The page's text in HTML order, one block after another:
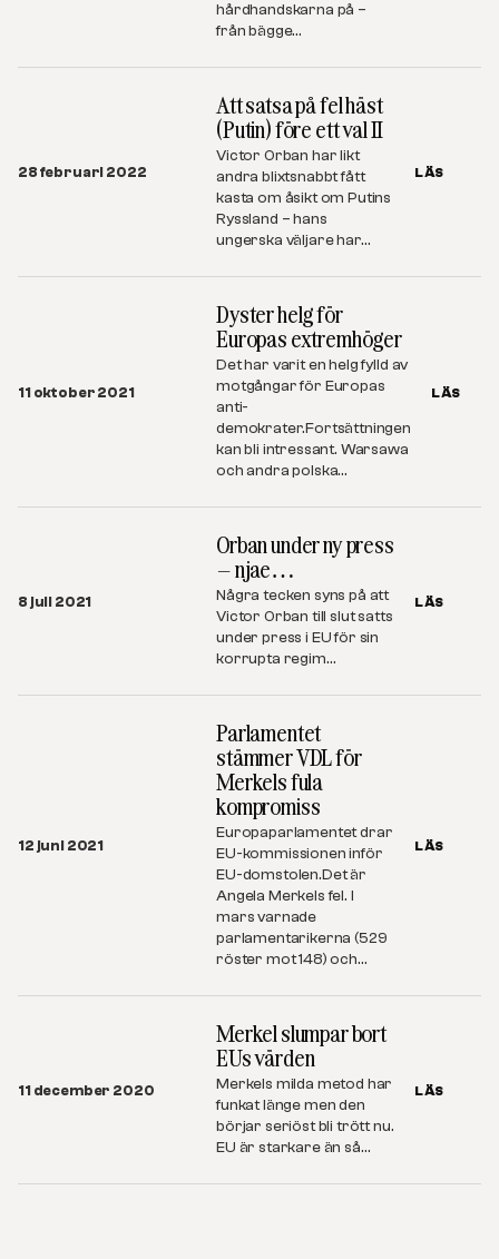
hårdhandskarna på –
från bägge…
28 februari 2022
Att satsa på fel häst
(Putin) före ett val II
Victor Orban har likt
andra blixtsnabbt fått
kasta om åsikt om Putins
Ryssland – hans
ungerska väljare har…
LÄS
11 oktober 2021
Dyster helg för
Europas extremhöger
Det har varit en helg fylld av
motgångar för Europas
anti-
demokrater.Fortsättningen
kan bli intressant. Warsawa
och andra polska…
LÄS
8 juli 2021
Orban under ny press
– njae…
Några tecken syns på att
Victor Orban till slut satts
under press i EU för sin
korrupta regim…
LÄS
12 juni 2021
Parlamentet
stämmer VDL för
Merkels fula
kompromiss
Europaparlamentet drar
EU-kommissionen inför
EU-domstolen.Det är
Angela Merkels fel. I
mars varnade
parlamentarikerna (529
röster mot 148) och…
LÄS
11 december 2020
Merkel slumpar bort
EUs värden
Merkels milda metod har
funkat länge men den
börjar seriöst bli trött nu.
EU är starkare än så…
LÄS